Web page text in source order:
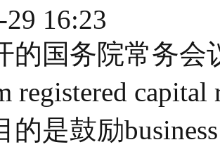
16:23
的国务院常务会
registered
的是鼓励